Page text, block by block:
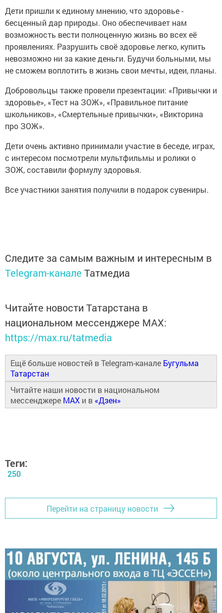
Дети пришли к единому мнению, что здоровье -
бесценный дар природы. Оно обеспечивает нам
возможность вести полноценную жизнь во всех её
проявлениях. Разрушить своё здоровье легко, купить
невозможно ни за какие деньги. Будучи больными, мы
не сможем воплотить в жизнь свои мечты, идеи, планы.
Добровольцы также провели презентации: «Привычки и
здоровье», «Тест на ЗОЖ», «Правильное питание
школьников», «Смертельные привычки», «Викторина
про ЗОЖ».
Дети очень активно принимали участие в беседе, играх,
с интересом посмотрели мультфильмы и ролики о
ЗОЖ, составили формулу здоровья.
Все участники занятия получили в подарок сувениры.
Следите за самым важным и интересным в
Telegram-канале Татмедиа
Читайте новости Татарстана в
национальном мессенджере MАХ:
https://max.ru/tatmedia
Ещё больше новостей в Telegram-канале Бугульма
Татарстан
Читайте наши новости в национальном
мессенджере MAX и в «Дзен»
Теги:
250
Перейти на страницу новости